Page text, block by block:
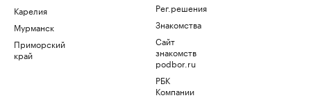
Карелия
Мурманск
Приморский
край
Рег.решения
Знакомства
Сайт
знакомств
podbor.ru
РБК
Компании